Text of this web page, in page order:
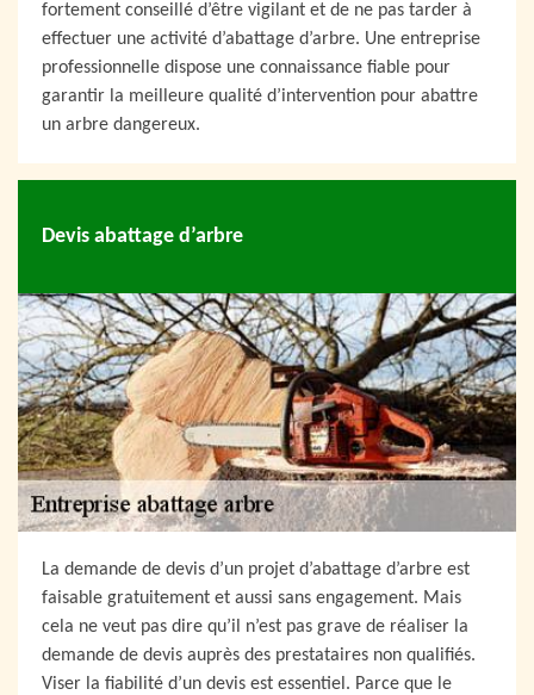
fortement conseillé d’être vigilant et de ne pas tarder à
effectuer une activité d’abattage d’arbre. Une entreprise
professionnelle dispose une connaissance fiable pour
garantir la meilleure qualité d’intervention pour abattre
un arbre dangereux.
Devis abattage d’arbre
La demande de devis d’un projet d’abattage d’arbre est
faisable gratuitement et aussi sans engagement. Mais
cela ne veut pas dire qu’il n’est pas grave de réaliser la
demande de devis auprès des prestataires non qualifiés.
Viser la fiabilité d’un devis est essentiel. Parce que le